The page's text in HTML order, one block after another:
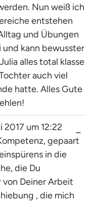
Nun weiß ich
entstehen
und Übungen
kann bewusster
alles total klasse
auch viel
hatte. Alles Gute
2017 um 12:22
gepaart
in die
die Du
von Deiner Arbeit
, die mich
...